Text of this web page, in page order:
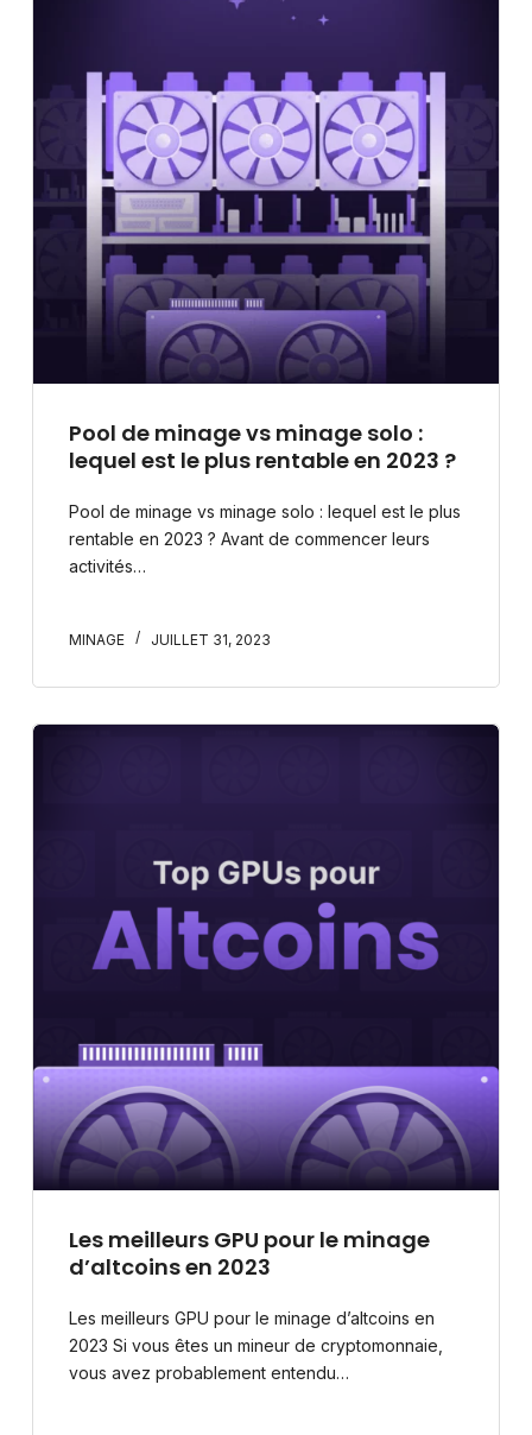
Pool de minage vs minage solo :
lequel est le plus rentable en 2023 ?
Pool de minage vs minage solo : lequel est le plus
rentable en 2023 ? Avant de commencer leurs
activités…
MINAGE JUILLET 31, 2023
Les meilleurs GPU pour le minage
d’altcoins en 2023
Les meilleurs GPU pour le minage d’altcoins en
2023 Si vous êtes un mineur de cryptomonnaie,
vous avez probablement entendu…